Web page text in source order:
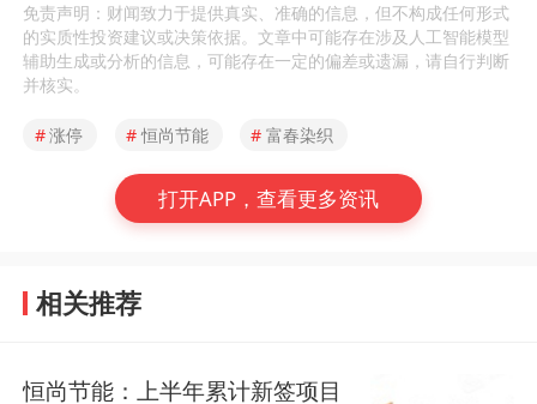
免责声明：财闻致力于提供真实、准确的信息，但不构成任何形式
的实质性投资建议或决策依据。文章中可能存在涉及人工智能模型
辅助生成或分析的信息，可能存在一定的偏差或遗漏，请自行判断
并核实。
#涨停 #恒尚节能 # 富春染织
打开APP，查看更多资讯
相关推荐
恒尚节能：上半年累计新签项目